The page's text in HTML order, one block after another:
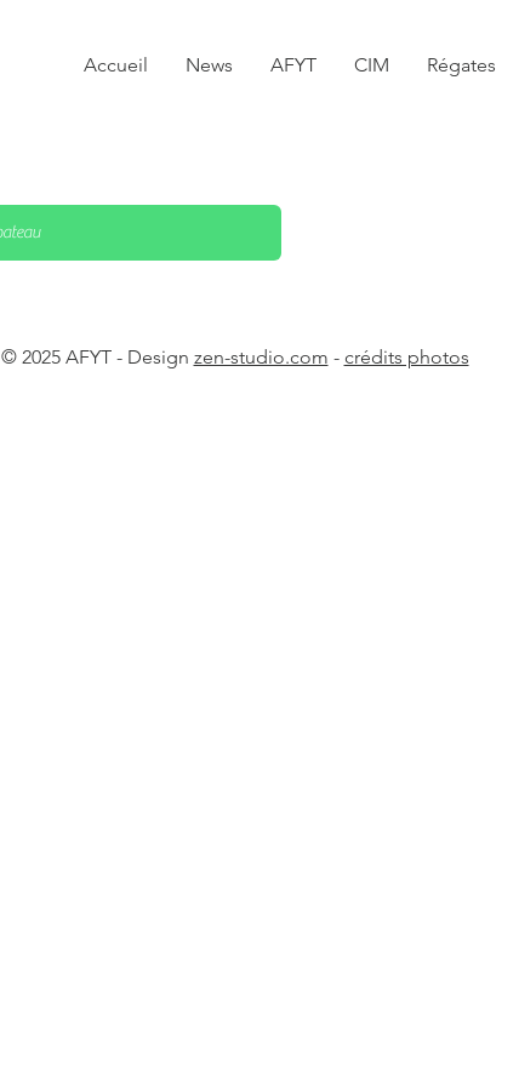
Accueil News AFYT CIM Régates
© 2025 AFYT - Design zen-studio.com - crédits photos